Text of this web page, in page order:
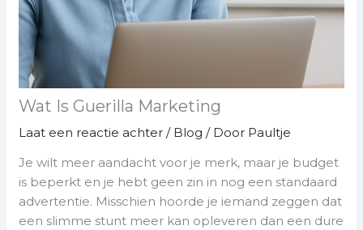
Wat Is Guerilla Marketing
Laat een reactie achter / Blog / Door Paultje
Je wilt meer aandacht voor je merk, maar je budget
is beperkt en je hebt geen zin in nog een standaard
advertentie. Misschien hoorde je iemand zeggen dat
een slimme stunt meer kan opleveren dan een dure